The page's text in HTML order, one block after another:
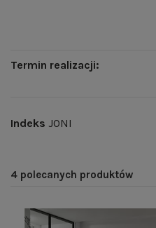
Termin realizacji:
Indeks JONI
4 polecanych produktów